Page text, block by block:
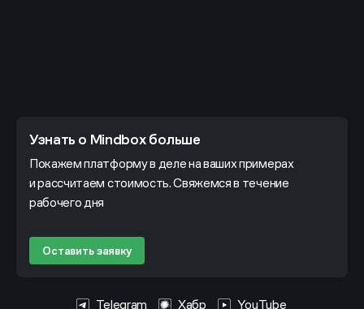
Узнать о Mindbox больше
Покажем платформу в деле на ваших примерах
и рассчитаем стоимость. Свяжемся в течение
рабочего дня
Оставить заявку
Telegram Хабр YouTube